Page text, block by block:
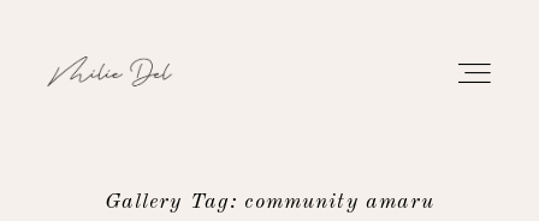
Gallery Tag: community amaru